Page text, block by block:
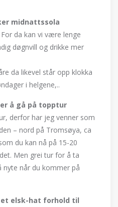
midnattssola
da kan vi være lenge
døgnvill og drikke mer
da likevel står opp klokka
i helgene,..
å gå på topptur
derfor har jeg venner som
– nord på Tromsøya, ca
du kan nå på 15-20
Men grei tur for å ta
når du kommer på
elsk-hat forhold til